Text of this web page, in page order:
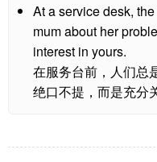
At a service desk,
mum about her
interest in yours.
在服务台前，人们总
绝口不提，而是充分